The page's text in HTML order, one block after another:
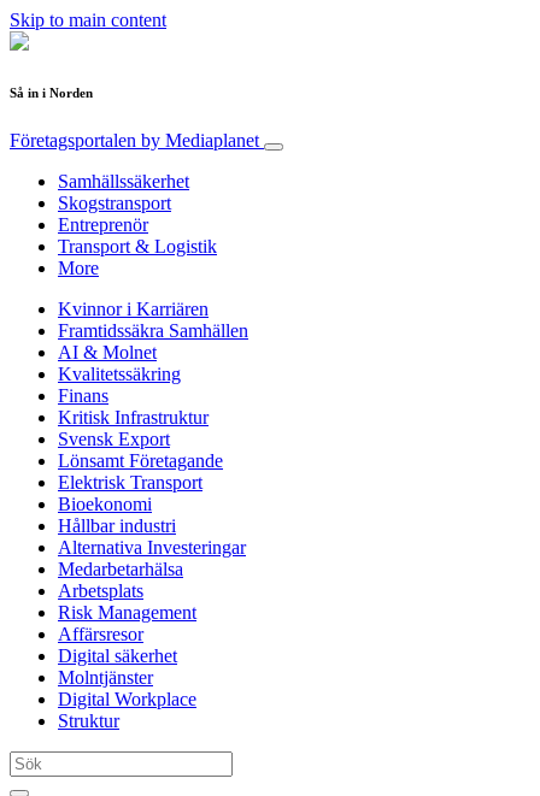
Skip to main content
Så in i Norden
Företagsportalen by Mediaplanet
Samhällssäkerhet
Skogstransport
Entreprenör
Transport & Logistik
More
Kvinnor i Karriären
Framtidssäkra Samhällen
AI & Molnet
Kvalitetssäkring
Finans
Kritisk Infrastruktur
Svensk Export
Lönsamt Företagande
Elektrisk Transport
Bioekonomi
Hållbar industri
Alternativa Investeringar
Medarbetarhälsa
Arbetsplats
Risk Management
Affärsresor
Digital säkerhet
Molntjänster
Digital Workplace
Struktur